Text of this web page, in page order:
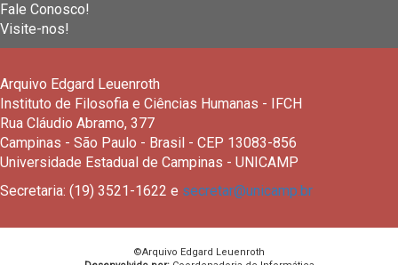
Fale Conosco!
Visite-nos!
Arquivo Edgard Leuenroth
Instituto de Filosofia e Ciências Humanas - IFCH
Rua Cláudio Abramo, 377
Campinas - São Paulo - Brasil - CEP 13083-856
Universidade Estadual de Campinas - UNICAMP
Secretaria: (19) 3521-1622 e secretar@unicamp.br
©Arquivo Edgard Leuenroth